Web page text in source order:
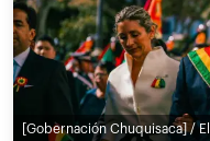
[Gobernación Chuquisaca] /